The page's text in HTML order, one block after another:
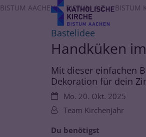
Zum Inhalt springen
BISTUM AACHEN BISTUM A-Z BISTUM
Bastelidee
Handküken
Mit dieser einfachen
Dekoration für dein
Datum:Mo. 20. Okt. 2025
Von:Team Kirchenjahr
Du benötigst